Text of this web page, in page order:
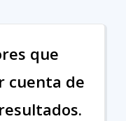
que
cuenta de